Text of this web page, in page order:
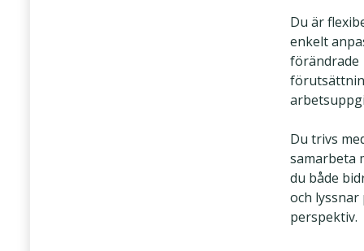
Du är
enkelt
förändrade
Du trivs
samarbeta
du både
och lyssnar
perspektiv.